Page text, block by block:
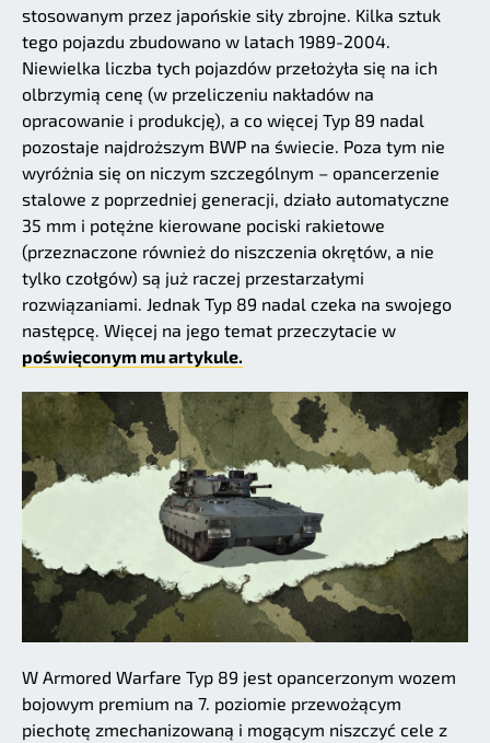
stosowanym przez japońskie siły zbrojne. Kilka sztuk
tego pojazdu zbudowano w latach 1989-2004.
Niewielka liczba tych pojazdów przełożyła się na ich
olbrzymią cenę (w przeliczeniu nakładów na
opracowanie i produkcję), a co więcej Typ 89 nadal
pozostaje najdroższym BWP na świecie. Poza tym nie
wyróżnia się on niczym szczególnym – opancerzenie
stalowe z poprzedniej generacji, działo automatyczne
35 mm i potężne kierowane pociski rakietowe
(przeznaczone również do niszczenia okrętów, a nie
tylko czołgów) są już raczej przestarzałymi
rozwiązaniami. Jednak Typ 89 nadal czeka na swojego
następcę. Więcej na jego temat przeczytacie w
poświęconym mu artykule.
W Armored Warfare Typ 89 jest opancerzonym wozem
bojowym premium na 7. poziomie przewożącym
piechotę zmechanizowaną i mogącym niszczyć cele z